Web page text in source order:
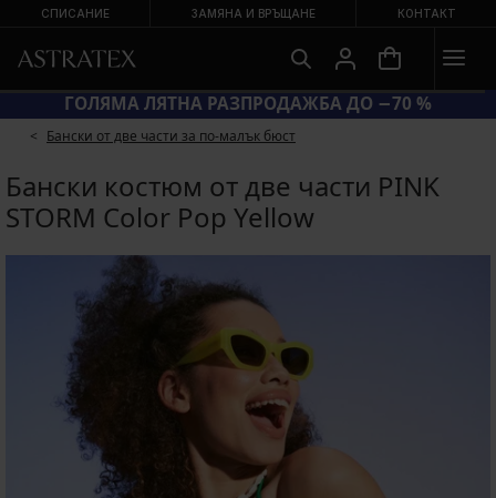
СПИСАНИЕ ЗАМЯНА И ВРЪЩАНЕ КОНТАКТ
КОД BRA20 = СУТИЕНИ −20 %
Бански от две части за по-малък бюст
Бански костюм от две части PINK
STORM Color Pop Yellow